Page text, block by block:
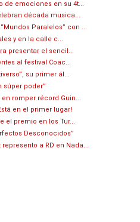
de emociones en su 4t...
década musica...
Paralelos” con ...
y en la calle c...
presentar el sencil...
al festival Coac...
su primer ál...
súper poder”
romper récord Guin...
en el primer lugar!
el premio en los Tur...
Desconocidos”
a RD en Nada...